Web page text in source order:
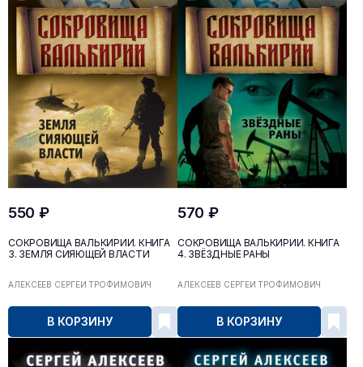
550 ₽
СОКРОВИЩА ВАЛЬКИРИИ. КНИГА
3. ЗЕМЛЯ СИЯЮЩЕЙ ВЛАСТИ
АЛЕКСЕЕВ СЕРГЕЙ ТРОФИМОВИЧ
В КОРЗИНУ
570 ₽
СОКРОВИЩА ВАЛЬКИРИИ. КНИГА
4. ЗВЁЗДНЫЕ РАНЫ
АЛЕКСЕЕВ СЕРГЕЙ ТРОФИМОВИЧ
В КОРЗИНУ